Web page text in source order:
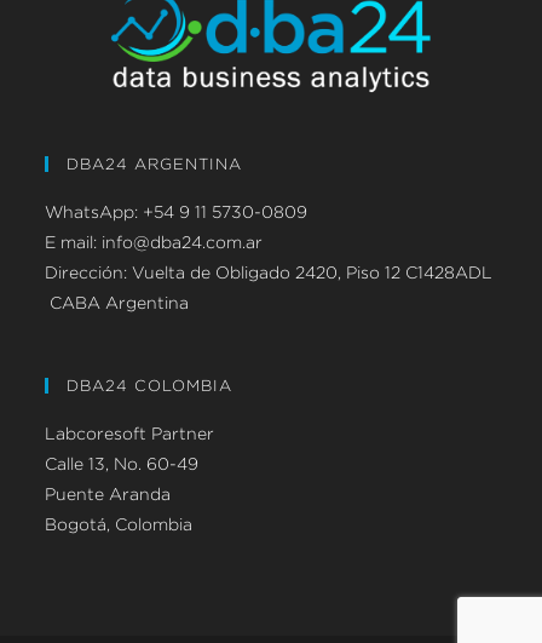
DBA24 ARGENTINA
WhatsApp: +54 9 11 5730-0809
E mail: info@dba24.com.ar
Dirección: Vuelta de Obligado 2420, Piso 12 C1428ADL
CABA Argentina
DBA24 COLOMBIA
Labcoresoft Partner
Calle 13, No. 60-49
Puente Aranda
Bogotá, Colombia